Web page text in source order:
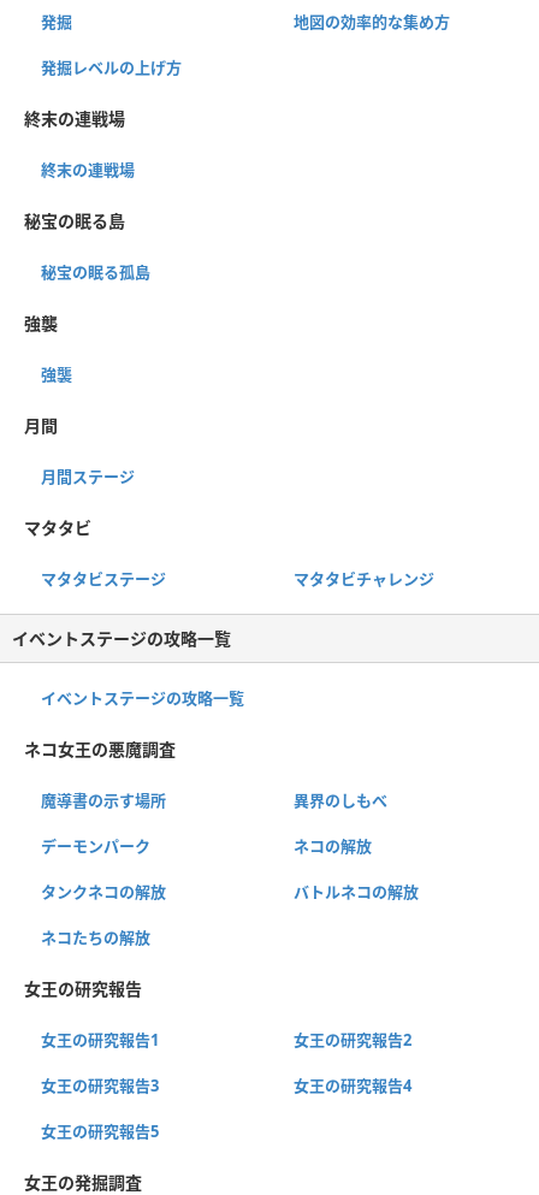
発掘 地図の効率的な集め方
発掘レベルの上げ方
終末の連戦場
終末の連戦場
秘宝の眠る島
秘宝の眠る孤島
強襲
強襲
月間
月間ステージ
マタタビ
マタタビステージ マタタビチャレンジ
イベントステージの攻略一覧
イベントステージの攻略一覧
ネコ女王の悪魔調査
魔導書の示す場所 異界のしもべ
デーモンパーク ネコの解放
タンクネコの解放 バトルネコの解放
ネコたちの解放
女王の研究報告
女王の研究報告1 女王の研究報告2
女王の研究報告3 女王の研究報告4
女王の研究報告5
女王の発掘調査